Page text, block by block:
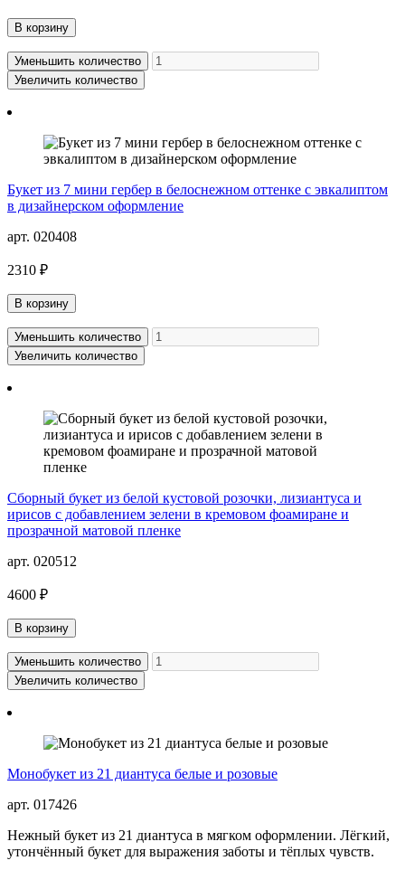
В корзину
Уменьшить количество
Увеличить количество
Букет из 7 мини гербер в белоснежном оттенке с эвкалиптом
в дизайнерском оформление
арт. 020408
2310 ₽
В корзину
Уменьшить количество
Увеличить количество
Сборный букет из белой кустовой розочки, лизиантуса и
ирисов с добавлением зелени в кремовом фоамиране и
прозрачной матовой пленке
арт. 020512
4600 ₽
В корзину
Уменьшить количество
Увеличить количество
Монобукет из 21 диантуса белые и розовые
арт. 017426
Нежный букет из 21 диантуса в мягком оформлении. Лёгкий,
утончённый букет для выражения заботы и тёплых чувств.